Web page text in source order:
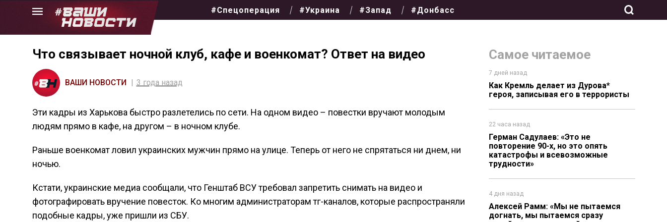
Skip
#Спецоперация #Украина #Запад #Донбасс
Самое читаемое
7 дней назад
Как Кремль делает из Дурова*
героя, записывая его в террористы
22 часа назад
Герман Садулаев: «Это не
повторение 90-х, но это опять
катастрофы и всевозможные
трудности»
4 дня назад
Алексей Рамм: «Мы не пытаемся
догнать, мы пытаемся сразу
Что связывает ночной клуб, кафе и военкомат? Ответ на видео
ВАШИ НОВОСТИ 3 года назад
Эти кадры из Харькова быстро разлетелись по сети. На одном видео – повестки вручают молодым
людям прямо в кафе, на другом – в ночном клубе.
Раньше военкомат ловил украинских мужчин прямо на улице. Теперь от него не спрятаться ни днем, ни
ночью.
Кстати, украинские медиа сообщали, что Генштаб ВСУ требовал запретить снимать на видео и
фотографировать вручение повесток. Ко многим администраторам тг-каналов, которые распространяли
подобные кадры, уже пришли из СБУ.